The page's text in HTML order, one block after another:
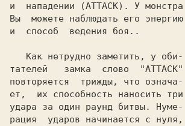
и  нападении (ATTACK). У монстра
Вы  можете наблюдать его энергию
и  способ  ведения боя..
тателей   замка  слово  "ATTACK"
повторяется  трижды, что означа-
ет,  их способность наносить три
удара за один раунд битвы. Нуме-
рация  ударов начинается с нуля,